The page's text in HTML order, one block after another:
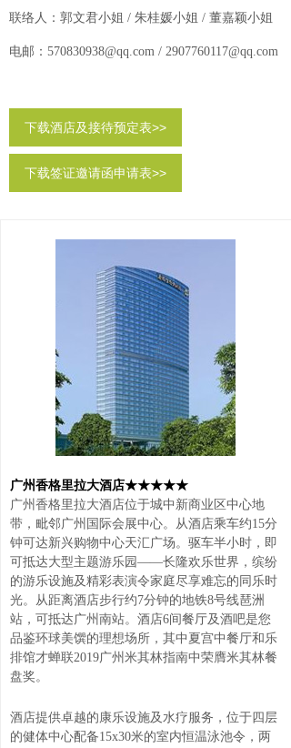
联络人：郭文君小姐 / 朱桂媛小姐 / 董嘉颖小姐
电邮：570830938@qq.com / 2907760117@qq.com
下载酒店及接待预定表>>
下载签证邀请函申请表>>
广州香格里拉大酒店★★★★★
广州香格里拉大酒店位于城中新商业区中心地
带，毗邻广州国际会展中心。从酒店乘车约15分
钟可达新兴购物中心天汇广场。驱车半小时，即
可抵达大型主题游乐园——长隆欢乐世界，缤纷
的游乐设施及精彩表演令家庭尽享难忘的同乐时
光。从距离酒店步行约7分钟的地铁8号线琶洲
站，可抵达广州南站。酒店6间餐厅及酒吧是您
品鉴环球美馔的理想场所，其中夏宫中餐厅和乐
排馆才蝉联2019广州米其林指南中荣膺米其林餐
盘奖。
酒店提供卓越的康乐设施及水疗服务，位于四层
的健体中心配备15x30米的室内恒温泳池令，两